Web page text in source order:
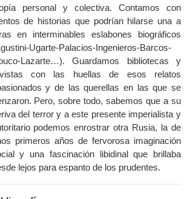
personal y colectiva. Contamos con
de historias que podrían hilarse una a
en interminables eslabones biográficos
Ugarte-Palacios-Ingenieros-Barcos-
Lazarte…). Guardamos bibliotecas y
con las huellas de esos relatos
y de las querellas en las que se
Pero, sobre todo, sabemos que a su
del terror y a este presente imperialista y
podemos enrostrar otra Rusia, la de
primeros años de fervorosa imaginación
y una fascinación libidinal que brillaba
lejos para espanto de los prudentes.